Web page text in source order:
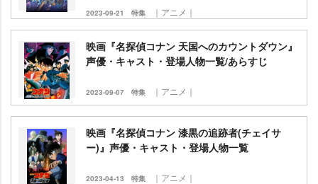
2023-09-21 特集 ｜アニメ｜
映画『名探偵コナン 天国へのカウントダウン』
声優・キャスト・登場人物一覧/あらすじ
2023-09-07 特集 ｜アニメ｜
映画『名探偵コナン 漆黒の追跡者(チェイサ
ー)』声優・キャスト・登場人物一覧
2023-04-13 特集 ｜アニメ｜